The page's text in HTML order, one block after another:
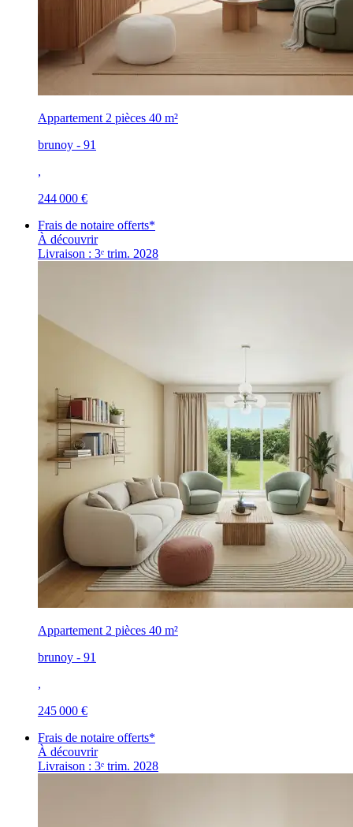
Appartement 2 pièces 40 m²
brunoy - 91
,
244 000 €
Frais de notaire offerts*
À découvrir
Livraison : 3ᵉ trim. 2028
Appartement 2 pièces 40 m²
brunoy - 91
,
245 000 €
Frais de notaire offerts*
À découvrir
Livraison : 3ᵉ trim. 2028